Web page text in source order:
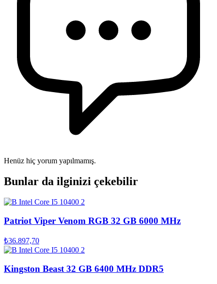
Henüz hiç yorum yapılmamış.
Bunlar da ilginizi çekebilir
Patriot Viper Venom RGB 32 GB 6000 MHz
₺36.897,70
Kingston Beast 32 GB 6400 MHz DDR5